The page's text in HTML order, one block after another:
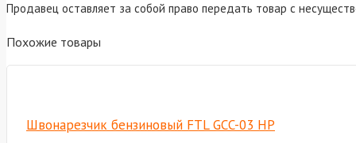
Продавец оставляет за собой право передать товар с
Похожие товары
Швонарезчик бензиновый FTL GCC-03 HP